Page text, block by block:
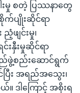
မှု စတဲ့ ပြဿနာတွေ
က်ပျိုးဆိုင်ရာ
ဖျင်းမှု၊
းနှီးမှုဆိုင်ရာ
ည်ဖွဲ့စည်းဆောင်ရွက်
ပြီး အရည်အသွေး၊
ဒါကြောင့် အစိုးရ